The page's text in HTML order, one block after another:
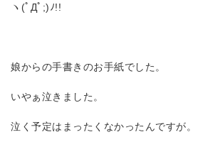
ヽ(ﾟДﾟ;)ﾉ!!
娘からの手書きのお手紙でした。
いやぁ泣きました。
泣く予定はまったくなかったんですが。